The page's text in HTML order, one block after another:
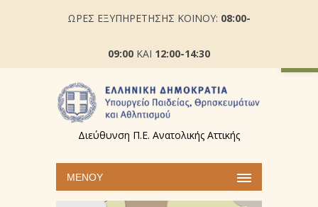
ΩΡΕΣ ΕΞΥΠΗΡΕΤΗΣΗΣ ΚΟΙΝΟΥ: 08:00-
09:00 ΚΑΙ 12:00-14:30
Διεύθυνση Π.Ε. Ανατολικής Αττικής
ΜΕΝΟΎ